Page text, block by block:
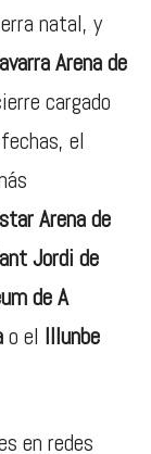
natal, y
Arena de
cargado
el
Arena de
Jordi de
de A
o el Illunbe
en redes